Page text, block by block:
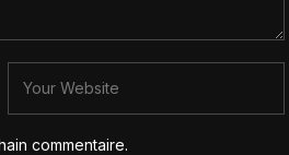
commentaire.